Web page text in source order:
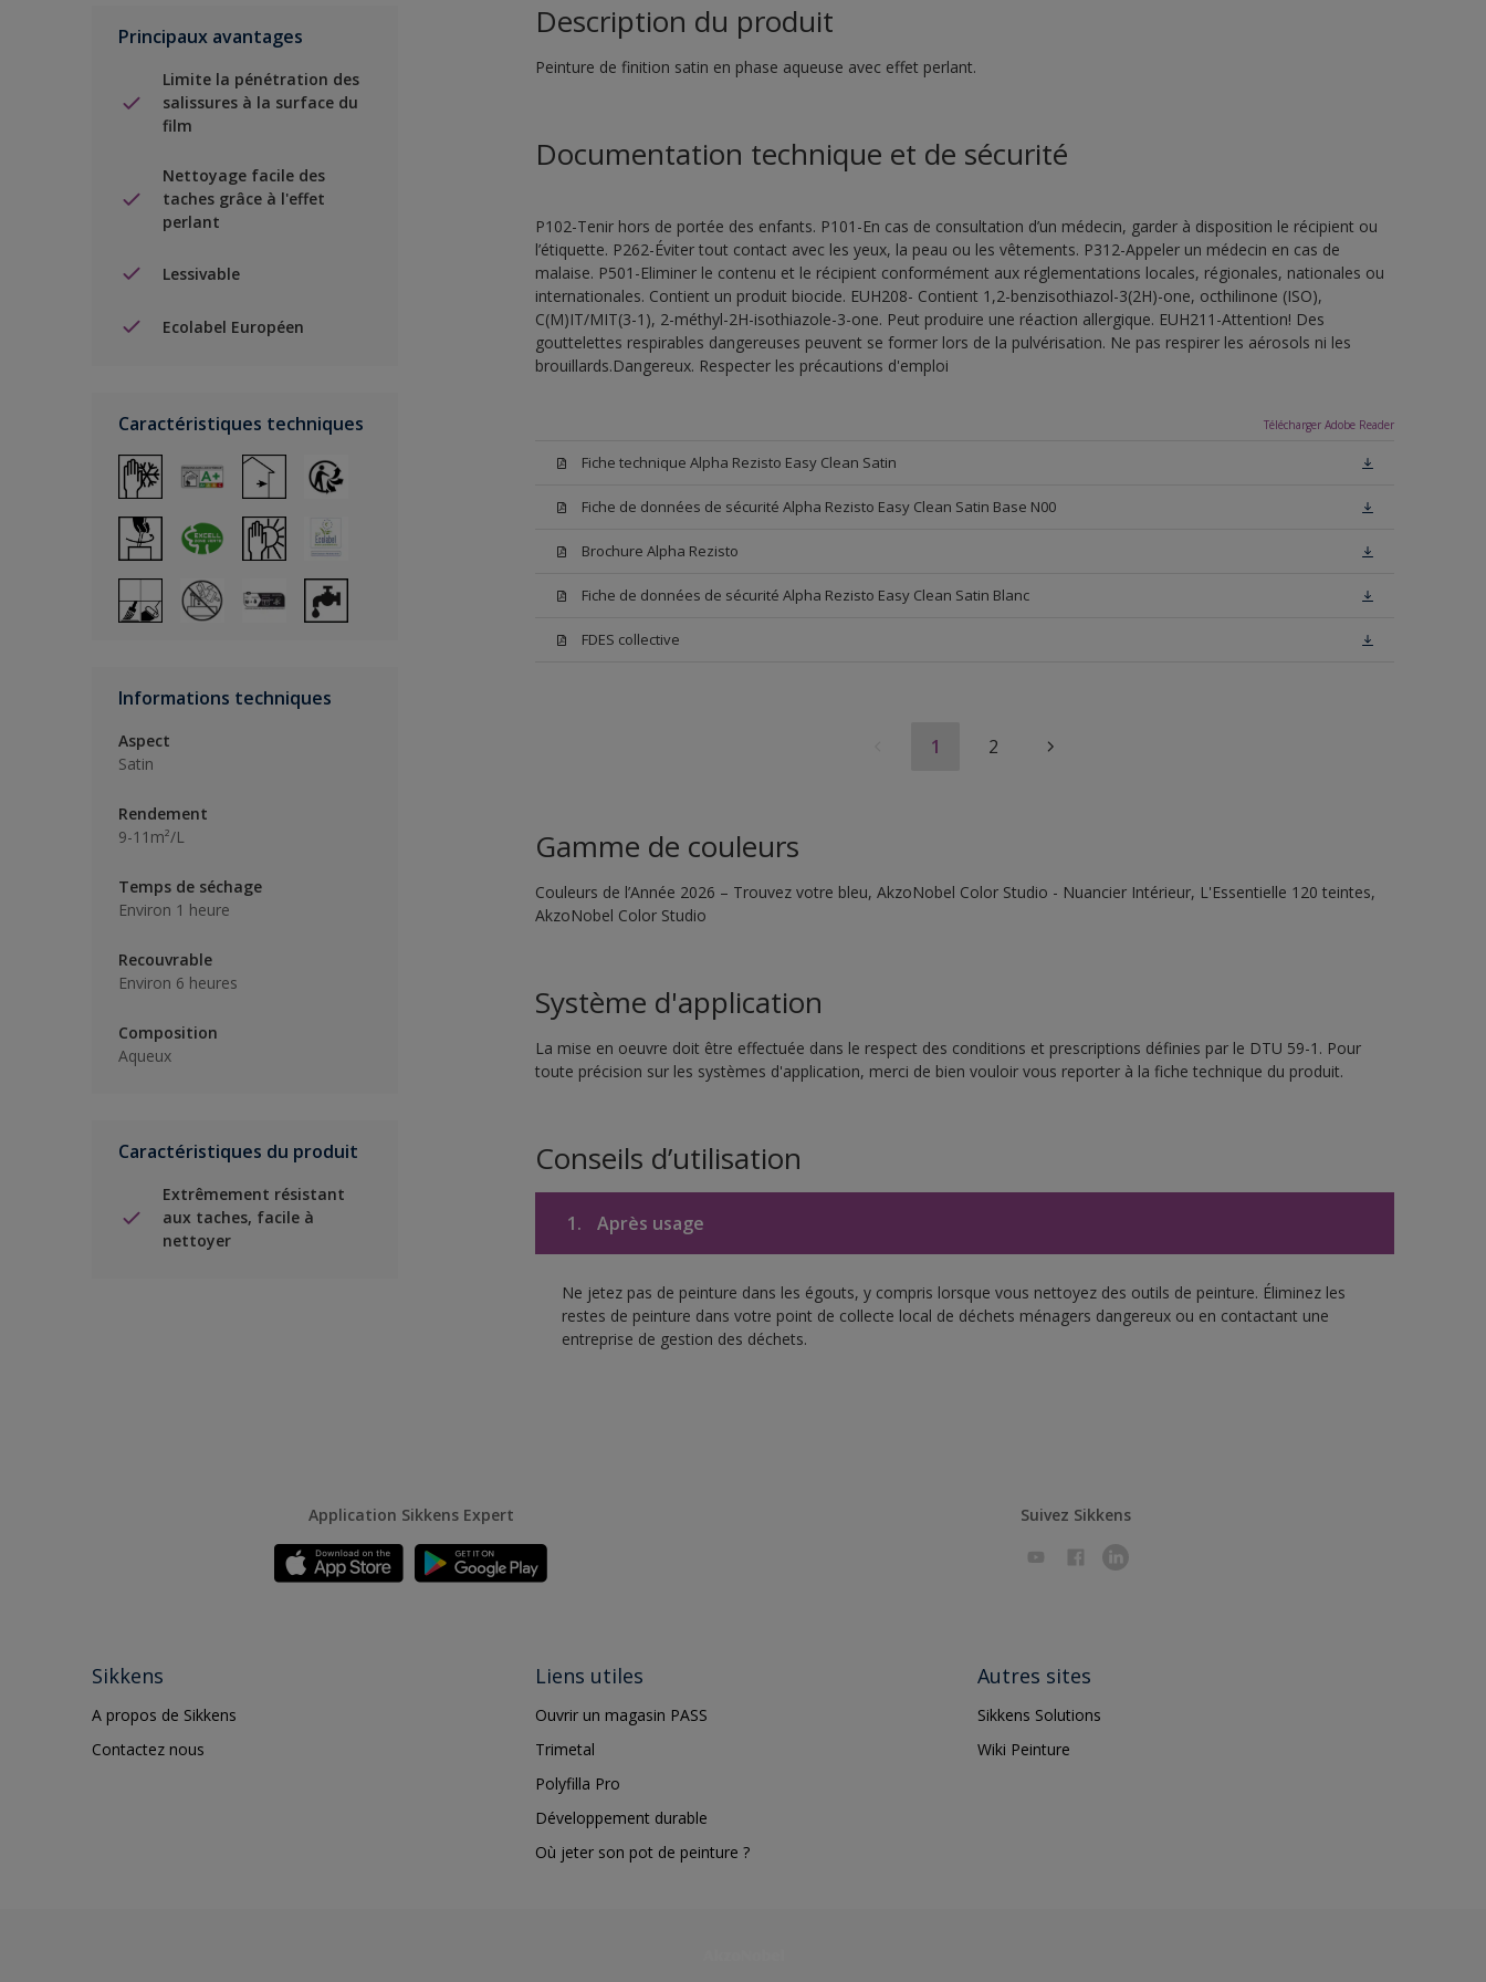
Principaux avantages
Limite la pénétration des
salissures à la surface du
film
Nettoyage facile des
taches grâce à l'effet
perlant
Lessivable
Ecolabel Européen
Caractéristiques techniques
Informations techniques
Aspect
Satin
Rendement
9-11m²/L
Temps de séchage
Environ 1 heure
Recouvrable
Environ 6 heures
Composition
Aqueux
Caractéristiques du produit
Extrêmement résistant
aux taches, facile à
nettoyer
Description du produit
Peinture de finition satin en phase aqueuse avec effet perlant.
Documentation technique et de sécurité
P102-Tenir hors de portée des enfants. P101-En cas de consultation d’un médecin, garder à disposition le récipient ou
l’étiquette. P262-Éviter tout contact avec les yeux, la peau ou les vêtements. P312-Appeler un médecin en cas de
malaise. P501-Eliminer le contenu et le récipient conformément aux réglementations locales, régionales, nationales ou
internationales. Contient un produit biocide. EUH208- Contient 1,2-benzisothiazol-3(2H)-one, octhilinone (ISO),
C(M)IT/MIT(3-1), 2-méthyl-2H-isothiazole-3-one. Peut produire une réaction allergique. EUH211-Attention! Des
gouttelettes respirables dangereuses peuvent se former lors de la pulvérisation. Ne pas respirer les aérosols ni les
brouillards.Dangereux. Respecter les précautions d'emploi
Télécharger Adobe Reader
Fiche technique Alpha Rezisto Easy Clean Satin
Fiche de données de sécurité Alpha Rezisto Easy Clean Satin Base N00
Brochure Alpha Rezisto
Fiche de données de sécurité Alpha Rezisto Easy Clean Satin Blanc
FDES collective
1 2
Gamme de couleurs
Couleurs de l’Année 2026 – Trouvez votre bleu, AkzoNobel Color Studio - Nuancier Intérieur, L'Essentielle 120 teintes,
AkzoNobel Color Studio
Système d'application
La mise en oeuvre doit être effectuée dans le respect des conditions et prescriptions définies par le DTU 59-1. Pour
toute précision sur les systèmes d'application, merci de bien vouloir vous reporter à la fiche technique du produit.
Conseils d’utilisation
1. Après usage
Ne jetez pas de peinture dans les égouts, y compris lorsque vous nettoyez des outils de peinture. Éliminez les
restes de peinture dans votre point de collecte local de déchets ménagers dangereux ou en contactant une
entreprise de gestion des déchets.
Application Sikkens Expert Suivez Sikkens
Sikkens
A propos de Sikkens
Contactez nous
Liens utiles
Ouvrir un magasin PASS
Trimetal
Polyfilla Pro
Développement durable
Où jeter son pot de peinture ?
Autres sites
Sikkens Solutions
Wiki Peinture